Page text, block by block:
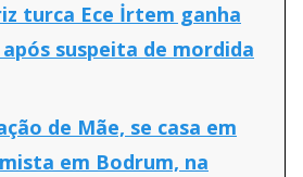
turca Ece İrtem ganha
suspeita de mordida
de Mãe, se casa em
em Bodrum, na